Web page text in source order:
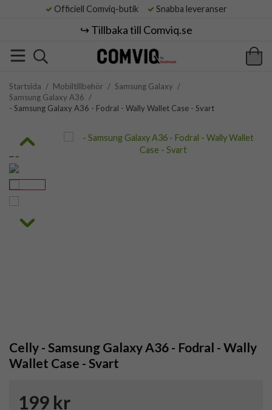
Officiell Comviq-butik Snabba leveranser
↪️ Tillbaka till Comviq.se
Startsida / Mobiltillbehör / Samsung Galaxy /
Samsung Galaxy A36 /
- Samsung Galaxy A36 - Fodral - Wally Wallet Case - Svart
Celly - Samsung Galaxy A36 - Fodral - Wally
Wallet Case - Svart
199 kr